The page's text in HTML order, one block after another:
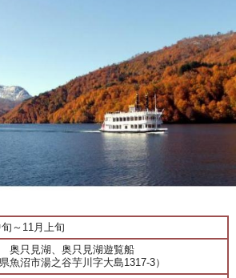
～11月上旬
奥只見湖、奥只見湖遊覧船
魚沼市湯之谷芋川字大島1317-3）